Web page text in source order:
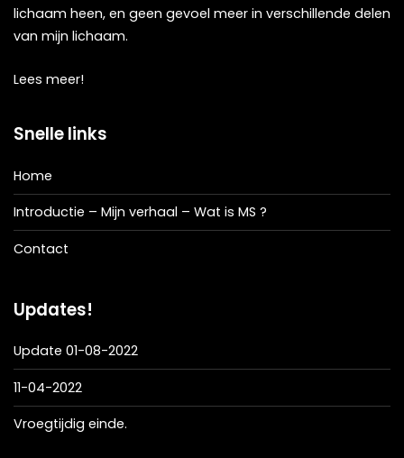
lichaam heen, en geen gevoel meer in verschillende delen
van mijn lichaam.
Lees meer!
Snelle links
Home
Introductie – Mijn verhaal – Wat is MS ?
Contact
Updates!
Update 01-08-2022
11-04-2022
Vroegtijdig einde.